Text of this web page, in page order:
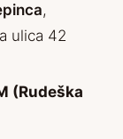
,
ulica 42
(Rudeška